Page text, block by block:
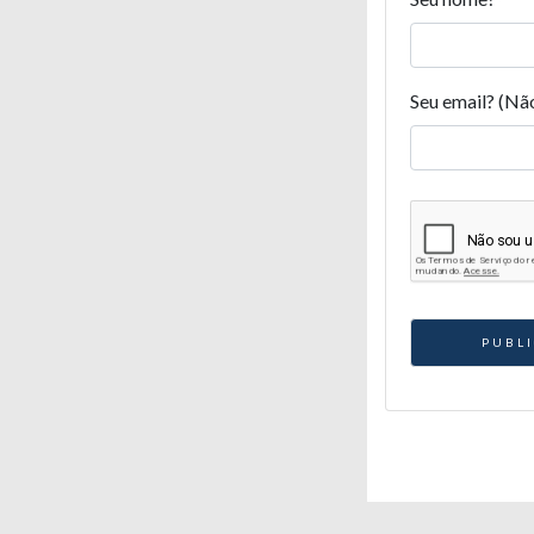
Seu email?